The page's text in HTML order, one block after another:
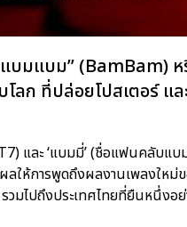
แบมแบม”
โลก ที่ปล่อยโปสเตอร์
และ ‘แบมมี่’ (ชื่อแฟนคลับแบ
ลให้การพูดถึงผลงานเพลงใ
วมไปถึงประเทศไทยที่ยืนหนึ่งอ